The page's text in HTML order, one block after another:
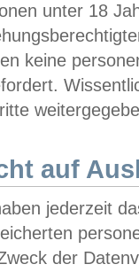
unter 18
keine
auf
jederzeit
der